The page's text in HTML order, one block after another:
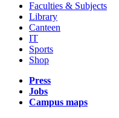
Faculties & Subjects
Library
Canteen
IT
Sports
Shop
Press
Jobs
Campus maps